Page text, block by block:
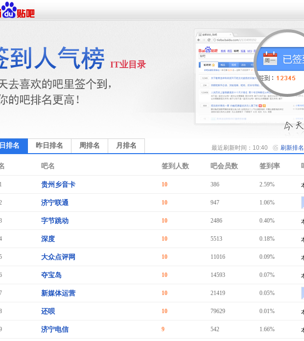
IT业目录
排名 昨日排名 周排名 月排名 刷新排名
最近刷新时间：10:40
吧名 签到人数 吧会员数 签到率
贵州乡音卡 10 386 2.59%
济宁联通 10 947 1.06%
字节跳动 10 2486 0.40%
深度 10 5513 0.18%
大众点评网 10 11016 0.09%
夺宝岛 10 14593 0.07%
新媒体运营 10 21419 0.05%
还呗 10 79629 0.01%
济宁电信 9 542 1.66%